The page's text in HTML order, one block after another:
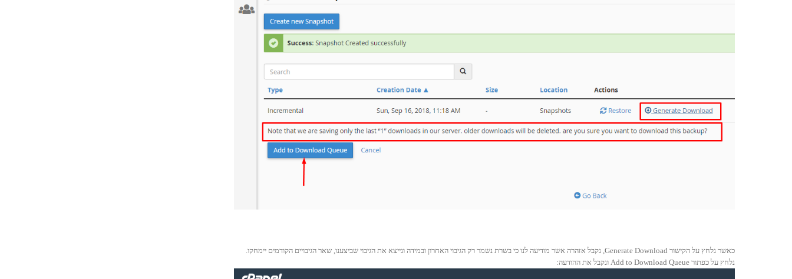
כאשר נלחץ על הקישור Generate Download, נקבל אזהרה אשר מודיעה לנו כי בשרת נשמר רק הגיבוי האחרון ובמידה ונייצא את הגיבוי שביצענו, שאר הגיבויים הקודמים יימחקו.
נלחץ על כפתור Add to Download Queue ונקבל את ההודעה: